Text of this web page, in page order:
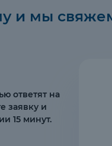
и мы
ответят на
заявку и
15 минут.